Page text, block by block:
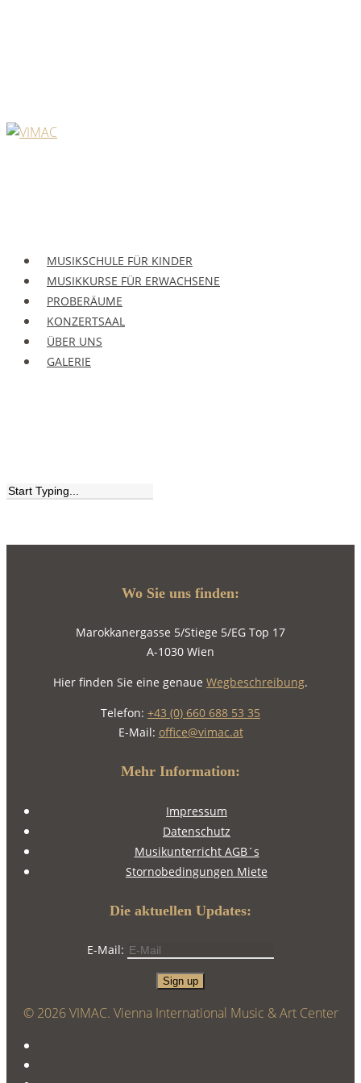
Menu
MUSIKSCHULE FÜR KINDER
MUSIKKURSE FÜR ERWACHSENE
PROBERÄUME
KONZERTSAAL
ÜBER UNS
GALERIE
Wo Sie uns finden:
Marokkanergasse 5/Stiege 5/EG Top 17
A-1030 Wien
Hier finden Sie eine genaue Wegbeschreibung.
Telefon: +43 (0) 660 688 53 35
E-Mail: office@vimac.at
Mehr Information:
Impressum
Datenschutz
Musikunterricht AGB´s
Stornobedingungen Miete
Die aktuellen Updates:
E-Mail:
© 2026 VIMAC. Vienna International Music & Art Center